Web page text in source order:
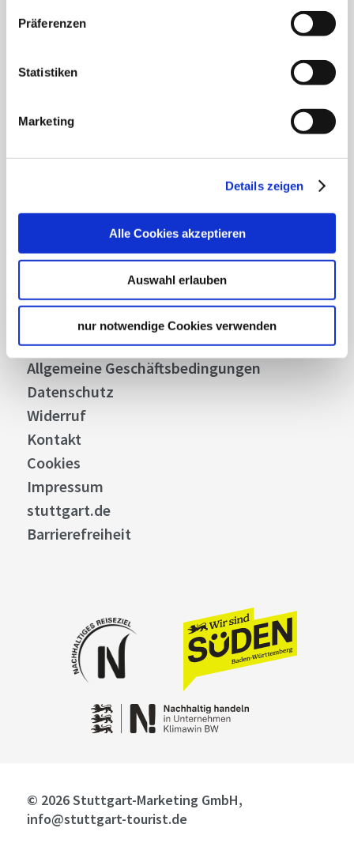
Präferenzen
Statistiken
Marketing
Details zeigen
Alle Cookies akzeptieren
Auswahl erlauben
nur notwendige Cookies verwenden
Lassen Sie sich inspirieren!
Highlights und aktuellen Angeboten in
Stellenangebote
Business
Stuttgart Convention Bureau
Bilddatenbank
Allgemeine Geschäftsbedingungen
Datenschutz
Widerruf
Kontakt
Cookies
Impressum
stuttgart.de
Barrierefreiheit
© 2026 Stuttgart-Marketing GmbH,
info@stuttgart-tourist.de